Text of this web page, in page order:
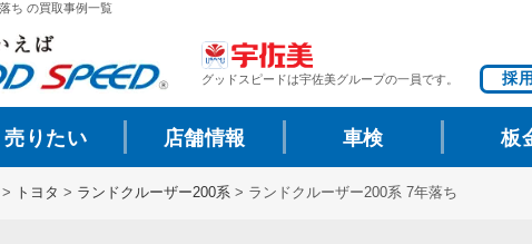
ち の買取事例一覧
グッドスピードは宇佐美グループの一員です。 採
売りたい 店舗情報 車検 板
> トヨタ > ランドクルーザー200系 > ランドクルーザー200系 7年落ち